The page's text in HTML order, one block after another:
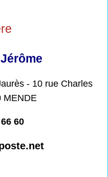
- 10 rue Charles
MENDE
60